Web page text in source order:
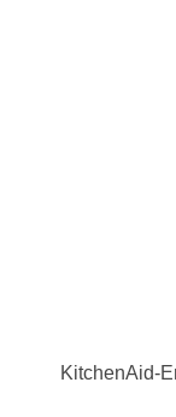
KitchenAid-